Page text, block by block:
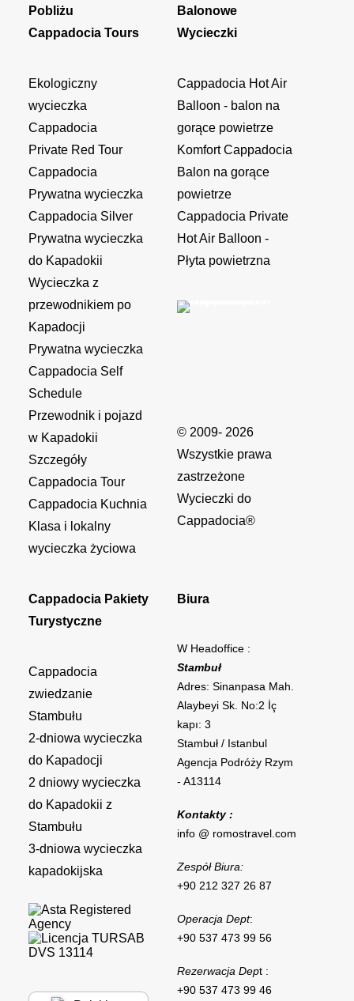
Pobliżu
Cappadocia Tours
Ekologiczny
wycieczka
Cappadocia
Private Red Tour
Cappadocia
Prywatna wycieczka
Cappadocia Silver
Prywatna wycieczka
do Kapadokii
Wycieczka z
przewodnikiem po
Kapadocji
Prywatna wycieczka
Cappadocia Self
Schedule
Przewodnik i pojazd
w Kapadokii
Szczegóły
Cappadocia Tour
Cappadocia Kuchnia
Klasa i lokalny
wycieczka życiowa
Balonowe
Wycieczki
Cappadocia Hot Air
Balloon - balon na
gorące powietrze
Komfort Cappadocia
Balon na gorące
powietrze
Cappadocia Private
Hot Air Balloon -
Płyta powietrzna
© 2009- 2026
Wszystkie prawa
zastrzeżone
Wycieczki do
Cappadocia®
Cappadocia Pakiety
Turystyczne
Cappadocia
zwiedzanie
Stambułu
2-dniowa wycieczka
do Kapadocji
2 dniowy wycieczka
do Kapadokii z
Stambułu
3-dniowa wycieczka
kapadokijska
Biura
W Headoffice :
Stambuł
Adres: Sinanpasa Mah.
Alaybeyi Sk. No:2 İç
kapı: 3
Stambuł / Istanbul
Agencja Podróży Rzym
- A13114
Kontakty :
info @ romostravel.com
Zespół Biura:
+90 212 327 26 87
Operacja Dept:
+90 537 473 99 56
Rezerwacja Dept :
+90 537 473 99 46